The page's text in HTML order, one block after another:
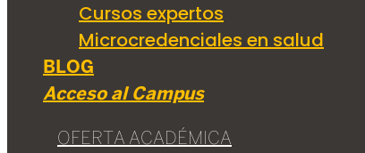
Cursos expertos
Microcredenciales en salud
BLOG
Acceso al Campus
OFERTA ACADÉMICA